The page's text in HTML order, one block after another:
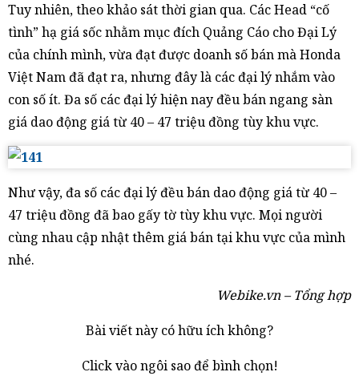
Tuy nhiên, theo khảo sát thời gian qua. Các Head “cố
tình” hạ giá sốc nhằm mục đích Quảng Cáo cho Đại Lý
của chính mình, vừa đạt được doanh số bán mà Honda
Việt Nam đã đạt ra, nhưng đây là các đại lý nhắm vào
con số ít. Đa số các đại lý hiện nay đều bán ngang sàn
giá dao động giá từ 40 – 47 triệu đồng tùy khu vực.
Như vậy, đa số các đại lý đều bán dao động giá từ 40 –
47 triệu đồng đã bao gấy tờ tùy khu vực.​ Mọi người
cùng nhau cập nhật thêm giá bán tại khu vực của mình
nhé.
Webike.vn – Tổng hợp
Bài viết này có hữu ích không?
Click vào ngôi sao để bình chọn!